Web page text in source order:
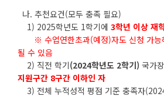
나. 추천요건(모두 충족 필요)
1) 2025학년도 1학기에 3학년 이상 재
※ 수업연한초과(예정)자도 신청 가
될 수 있음
2) 직전 학기(2024학년도 2학기) 국가
지원구간 8구간 이하인 자
3) 전체 누적성적 평점 기준 충족자